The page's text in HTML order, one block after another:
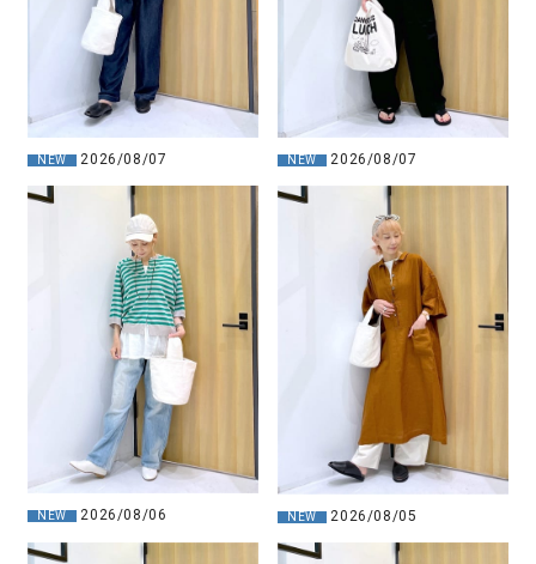
NEW 2026/08/07 NEW 2026/08/07
NEW 2026/08/06 NEW 2026/08/05